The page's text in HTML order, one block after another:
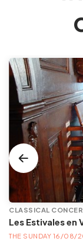
CLASSICAL
THE SUNDAY 16/08/